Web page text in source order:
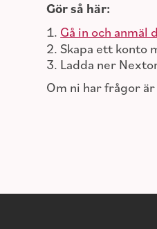
Gör så här:
Gå in och anmäl
Skapa ett konto
Ladda ner
Om ni har frågor